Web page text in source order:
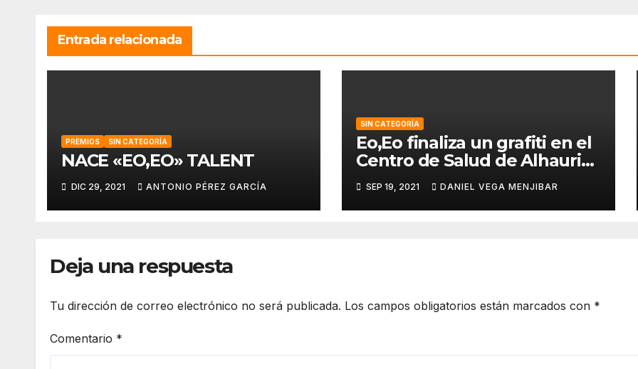
Entrada relacionada
PREMIOS SIN CATEGORÍA
NACE «EO,EO» TALENT
DIC 29, 2021 ANTONIO PÉREZ GARCÍA
SIN CATEGORÍA
Eo,Eo finaliza un grafiti en el
Centro de Salud de Alhaurin
de la Torre.
SEP 19, 2021 DANIEL VEGA MENJIBAR
Deja una respuesta
Tu dirección de correo electrónico no será publicada. Los campos obligatorios están marcados con *
Comentario *